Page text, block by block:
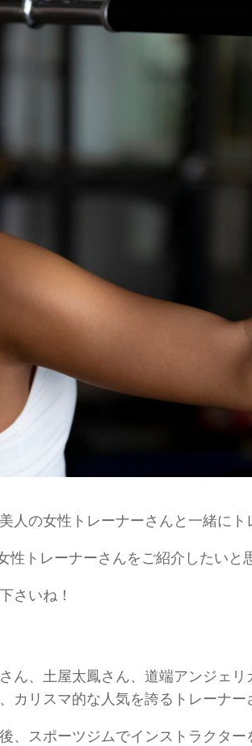
美人の女性トレーナーさんと一緒にト
性トレーナーさんをご紹介したいと
さいね！
ん、土屋太鳳さん、道端アンジェリ
カリスマ的な人気を誇るトレーナー
、スポーツジムでインストラクタ